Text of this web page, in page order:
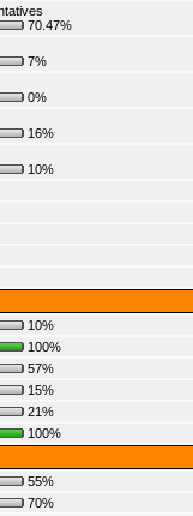
70.47%
7%
0%
16%
10%
10%
100%
57%
15%
21%
100%
55%
70%